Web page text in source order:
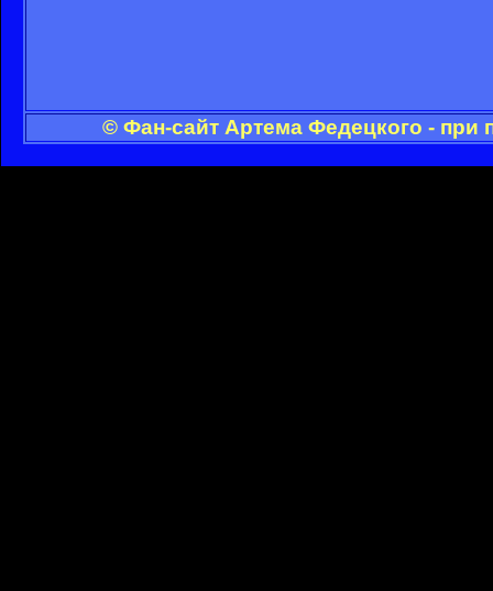
© Фан-сайт Артема Федецкого - при